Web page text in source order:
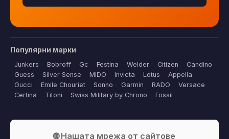
Популярни марки
Junkers Bobroff Gc Festina Welder Citizen
Candino
Guess
Silver Sense MIDO Invicta Lotus
Appella
Gucci
Emile Chouriet Sonno Garmin RADO
Versace
Certina
Titoni Swiss Military by Chrono Fossil
🌐 Нашата мрежа от сайтове